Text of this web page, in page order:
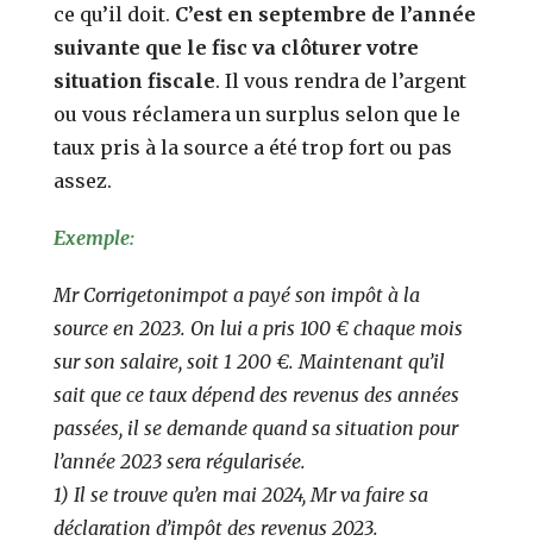
ce qu’il doit. C’est en septembre de l’année
suivante que le fisc va clôturer votre
situation fiscale. Il vous rendra de l’argent
ou vous réclamera un surplus selon que le
taux pris à la source a été trop fort ou pas
assez.
Exemple:
Mr Corrigetonimpot a payé son impôt à la
source en 2023. On lui a pris 100 € chaque mois
sur son salaire, soit 1 200 €. Maintenant qu’il
sait que ce taux dépend des revenus des années
passées, il se demande quand sa situation pour
l’année 2023 sera régularisée.
1) Il se trouve qu’en mai 2024, Mr va faire sa
déclaration d’impôt des revenus 2023.